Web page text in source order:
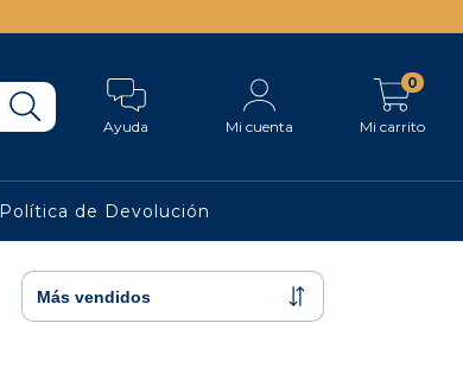
Ayuda Mi cuenta Mi carrito
0
Política de Devolución